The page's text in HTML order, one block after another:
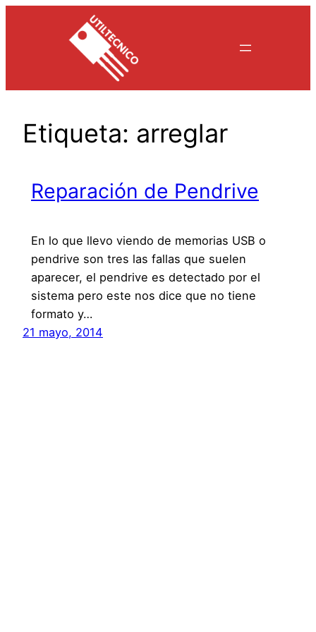
Etiqueta: arreglar
Reparación de Pendrive
En lo que llevo viendo de memorias USB o
pendrive son tres las fallas que suelen
aparecer, el pendrive es detectado por el
sistema pero este nos dice que no tiene
formato y…
21 mayo, 2014